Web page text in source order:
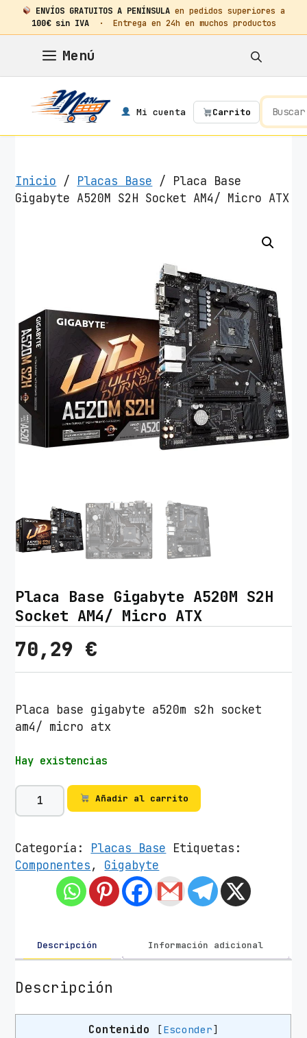
ENVÍOS GRATUITOS A PENÍNSULA en pedidos superiores a
100€ sin IVA· Entrega en 24h en muchos productos
contenido
Menú
Mi cuenta Carrito
Inicio / Placas Base / Placa Base
Gigabyte A520M S2H Socket AM4/ Micro ATX
Placa Base Gigabyte A520M S2H
Socket AM4/ Micro ATX
70,29 €
Placa base gigabyte a520m s2h socket
am4/ micro atx
Hay existencias
P
l
c
a
i
g
b
Añadir al carrito
Categoría: Placas Base Etiquetas:
Componentes, Gigabyte
Descripción Información adicional
Descripción
Contenido [Esconder]